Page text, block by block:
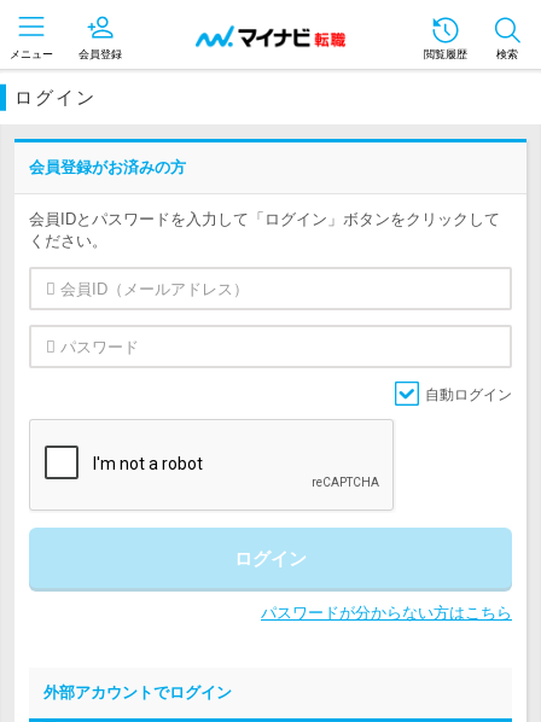
メニュー 会員登録 閲覧履歴 検索
ログイン
会員登録がお済みの方
会員IDとパスワードを入力して「ログイン」ボタンをクリックして
ください。
自動ログイン
ログイン
パスワードが分からない方はこちら
外部アカウントでログイン